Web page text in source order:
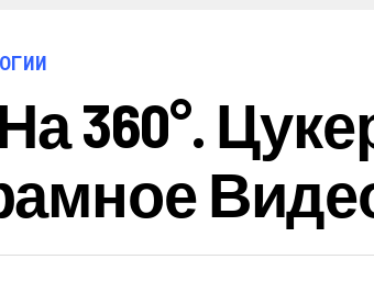
360°.